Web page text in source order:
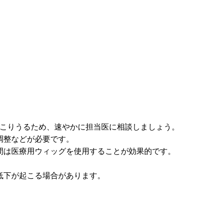
うるため、速やかに担当医に相談しましょう。
などが必要です。
医療用ウィッグを使用することが効果的です。
が起こる場合があります。